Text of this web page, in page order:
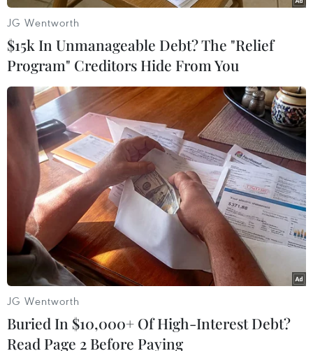
#Hàng không Hàn Quốc #Hủy chuyến bay
#sự cố
#Jin Air Co
#Hành khách bị mắc kẹt Hàn Quốc
Theo dõi VietnamPlus
TIN LIÊN QUAN
JG Wentworth
$15k In Unmanageable Debt? The "Relief
Program" Creditors Hide From You
JG Wentworth
Buried In $10,000+ Of High-Interest Debt?
Read Page 2 Before Paying